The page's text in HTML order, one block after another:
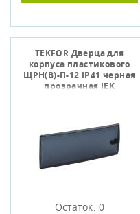
TEKFOR Дверца для
корпуса пластикового
ЩРН(В)-П-12 IP41 черная
прозрачная IEK
Остаток: 0